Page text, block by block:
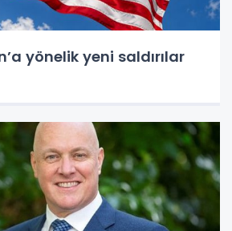
yönelik yeni saldırılar